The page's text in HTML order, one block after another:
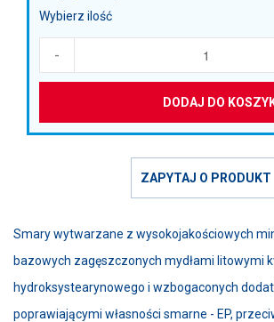
Wybierz ilość
-
DODAJ DO
ZAPYTAJ O PRODUKT
Smary wytwarzane z wysokojakościowych
bazowych zagęszczonych mydłami litowymi
hydroksystearynowego i wzbogaconych
poprawiającymi własności smarne - EP,